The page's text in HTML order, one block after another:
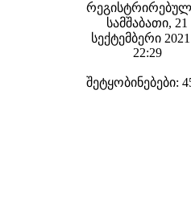
სამშაბათი, 21
სექტემბერი
22:29
შეტყობინებები: